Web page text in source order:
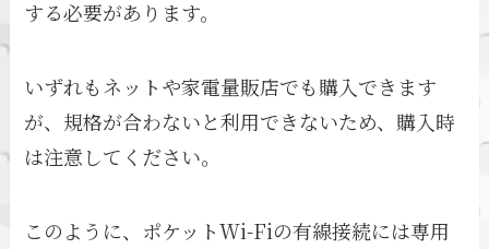
する必要があります。
いずれもネットや家電量販店でも購入できます
が、規格が合わないと利用できないため、購入時
は注意してください。
このように、ポケットWi-Fiの有線接続には専用